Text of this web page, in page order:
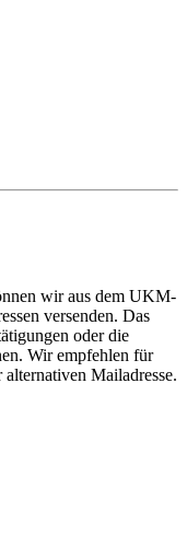
wir aus dem UKM-
versenden. Das
oder die
Wir empfehlen für
Mailadresse.